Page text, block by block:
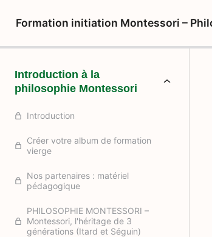
Formation initiation Montessori –
Introduction à la
philosophie Montessori
Introduction
Créer votre album de formation
vierge
Nos partenaires : matériel
pédagogique
PHILOSOPHIE MONTESSORI –
Montessori, l'héritage de 3
générations (Itard et Séguin)